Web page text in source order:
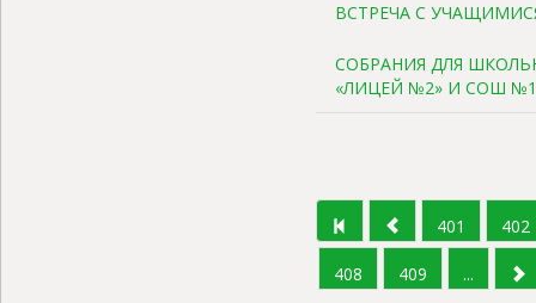
ВСТРЕЧА С
СОБРАНИЯ ДЛЯ
«ЛИЦЕЙ №2» И СОШ
401 402
408 409 ...